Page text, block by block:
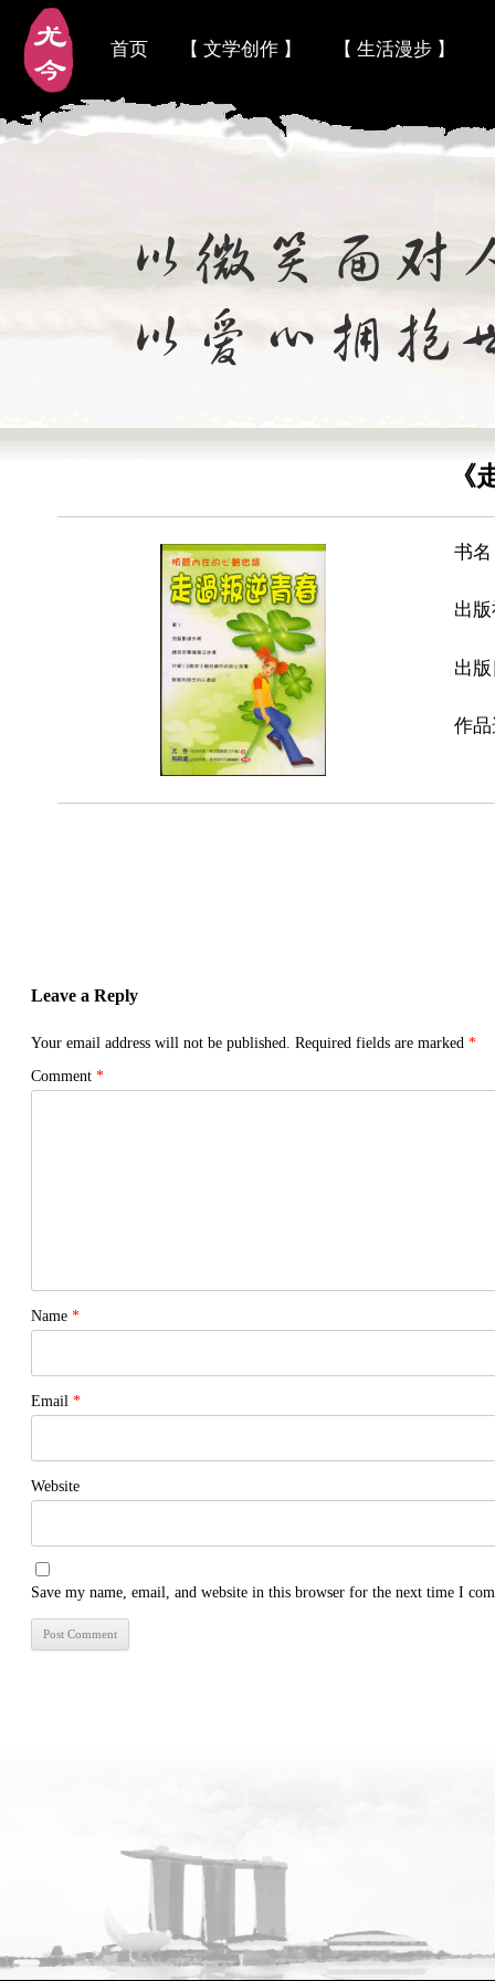
首页 【 文学创作 】 【 生活漫步 】
《
书
出
出
作
Leave a Reply
Your email address will not be published. Required fields are marked *
Comment *
Name *
Email *
Website
Save my name, email, and website in this browser for the next time I